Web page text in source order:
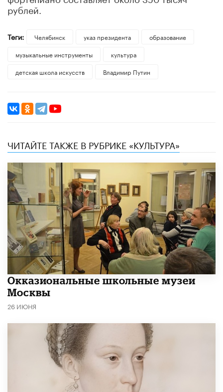
рублей.
Теги: Челябинск указ президента
образование
музыкальные инструменты
культура
детская школа искусств
Владимир Путин
ЧИТАЙТЕ ТАКЖЕ В РУБРИКЕ «КУЛЬТУРА»
​Окказиональные школьные музеи
Москвы
26 ИЮНЯ